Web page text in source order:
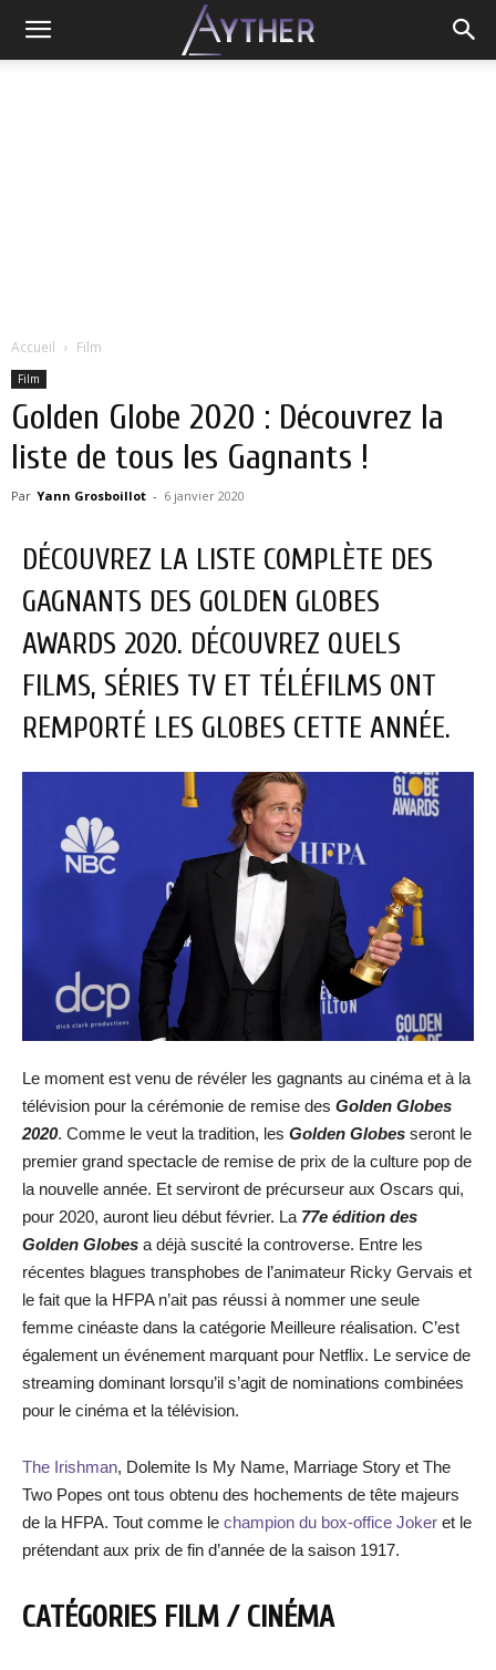
Accueil Film
Film
Golden Globe 2020 : Découvrez la
liste de tous les Gagnants !
Par Yann Grosboillot - 6 janvier 2020
DÉCOUVREZ LA LISTE COMPLÈTE DES
GAGNANTS DES GOLDEN GLOBES
AWARDS 2020. DÉCOUVREZ QUELS
FILMS, SÉRIES TV ET TÉLÉFILMS ONT
REMPORTÉ LES GLOBES CETTE ANNÉE.
Le moment est venu de révéler les gagnants au cinéma et à la
télévision pour la cérémonie de remise des Golden Globes
2020. Comme le veut la tradition, les Golden Globes seront le
premier grand spectacle de remise de prix de la culture pop de
la nouvelle année. Et serviront de précurseur aux Oscars qui,
pour 2020, auront lieu début février. La 77e édition des
Golden Globes a déjà suscité la controverse. Entre les
récentes blagues transphobes de l’animateur Ricky Gervais et
le fait que la HFPA n’ait pas réussi à nommer une seule
femme cinéaste dans la catégorie Meilleure réalisation. C’est
également un événement marquant pour Netflix. Le service de
streaming dominant lorsqu’il s’agit de nominations combinées
pour le cinéma et la télévision.
The Irishman, Dolemite Is My Name, Marriage Story et The
Two Popes ont tous obtenu des hochements de tête majeurs
de la HFPA. Tout comme le champion du box-office Joker et le
prétendant aux prix de fin d’année de la saison 1917.
CATÉGORIES FILM / CINÉMA